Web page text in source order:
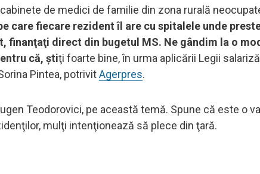
de medici de familie din zona rurală
care fiecare rezident îl are cu spitalele unde
finanţaţi direct din bugetul MS. Ne gândim la o
că, ştiţi foarte bine, în urma aplicării Legii
Pintea, potrivitAgerpres.
Teodorovici, pe această temă. Spune că este o
mulţi intenţionează să plece din ţară.